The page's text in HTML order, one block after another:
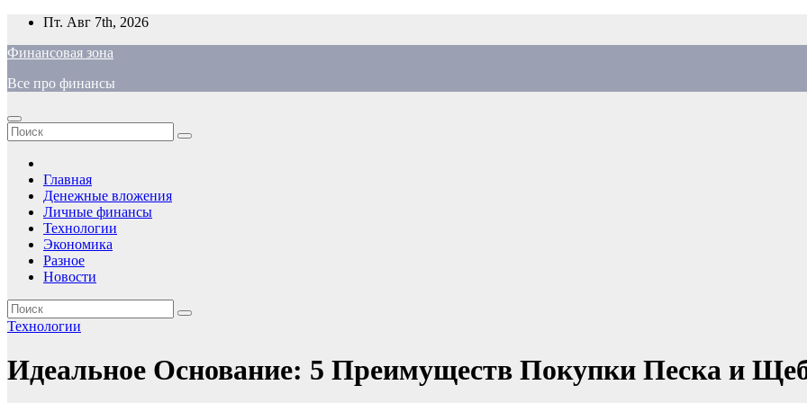
Перейти
содержимому
Пт. Авг 7th, 2026
Финансовая зона
Все про финансы
Главная
Денежные вложения
Личные финансы
Технологии
Экономика
Разное
Новости
Технологии
Идеальное Основание: 5 Преимуществ Покупки Песка и